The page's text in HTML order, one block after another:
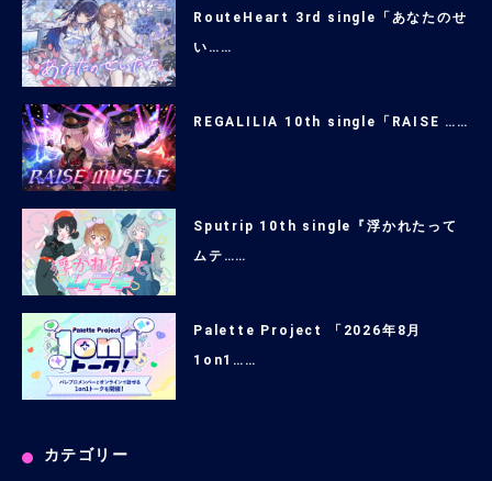
RouteHeart 3rd single「あなたのせ
い……
REGALILIA 10th single「RAISE ……
Sputrip 10th single『浮かれたって
ムテ……
Palette Project 「2026年8月
1on1……
カテゴリー